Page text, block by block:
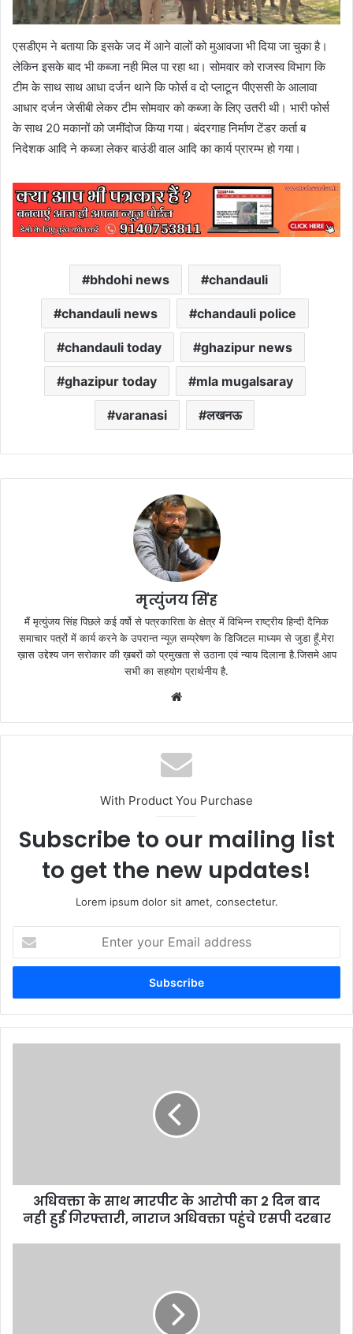
एसडीएम ने बताया कि इसके जद में आने वालों को मुआवजा भी दिया जा चुका है।
लेकिन इसके बाद भी कब्जा नही मिल पा रहा था। सोमवार को राजस्व विभाग कि
टीम के साथ साथ आधा दर्जन थाने कि फोर्स व दो प्लाटून पीएससी के आलावा
आधार दर्जन जेसीबी लेकर टीम सोमवार को कब्जा के लिए उतरी थी। भारी फोर्स
के साथ 20 मकानों को जमींदोज किया गया। बंदरगाह निर्माण टेंडर कर्ता ब
निदेशक आदि ने कब्जा लेकर बाउंडी वाल आदि का कार्य प्रारम्भ हो गया।
bhdohi news chandauli
chandauli news chandauli police
chandauli today ghazipur news
ghazipur today mla mugalsaray
varanasi लखनऊ
मृत्युंजय सिंह
मैं मृत्युंजय सिंह पिछले कई वर्षो से पत्रकारिता के क्षेत्र में विभिन्न राष्ट्रीय हिन्दी दैनिक
समाचार पत्रों में कार्य करने के उपरान्त न्यूज़ सम्प्रेषण के डिजिटल माध्यम से जुडा हूँ.मेरा
ख़ास उद्देश्य जन सरोकार की ख़बरों को प्रमुखता से उठाना एवं न्याय दिलाना है.जिसमे आप
सभी का सहयोग प्रार्थनीय है.
With Product You Purchase
Subscribe to our mailing list
to get the new updates!
Lorem ipsum dolor sit amet, consectetur.
your
Email
अधिवक्ता के साथ मारपीट के आरोपी का 2 दिन बाद
नही हुई गिरफ्तारी, नाराज अधिवक्ता पहुंचे एसपी दरबार